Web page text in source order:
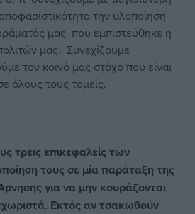
την υλοποίηση
μας που εμπιστεύθηκε η
μας. Συνεχίζουμε
τον κοινό μας στόχο που είναι
όλους τους τομείς.
τρεις επικεφαλείς των
τους σε μία παράταξη της
για να μην κουράζονται
. Εκτός αν τσακωθούν